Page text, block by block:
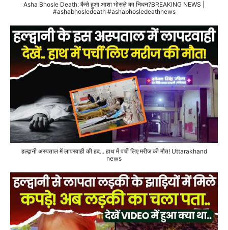
Asha Bhosle Death: कैसे हुआ आशा भोसले का निधन?BREAKING NEWS |
#ashabhosledeath #ashabhosledeathnews
हल्द्वानी अस्पताल में लापरवाही की हद... हाथ में पर्ची लिए मरीज की मौत! Uttarakhand
news